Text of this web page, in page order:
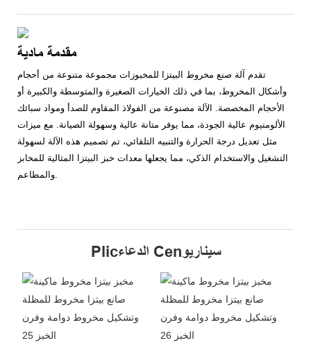
مقدمة مادية
تقدم آلة صنع مخروط البيتزا للمخبوزات مجموعة متنوعة من أحجام
وأشكال المخروط، بما في ذلك الخيارات الصغيرة والمتوسطة والكبيرة أو
الأحجام المخصصة. الآلة مصنوعة من الفولاذ المقاوم للصدأ ومواد سبائك
الألومنيوم عالية الجودة، مما يوفر متانة عالية وسهولة الصيانة. مع ميزات
مثل تعديل درجة الحرارة والتنبيه التلقائي، تم تصميم هذه الآلة لسهولة
التشغيل والاستخدام الذكي، مما يجعلها معدات خبز البيتزا المثالية للمخابز
Plicالدعاء Cenسيناريو